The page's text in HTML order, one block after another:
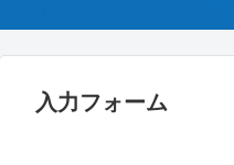
入力フォーム